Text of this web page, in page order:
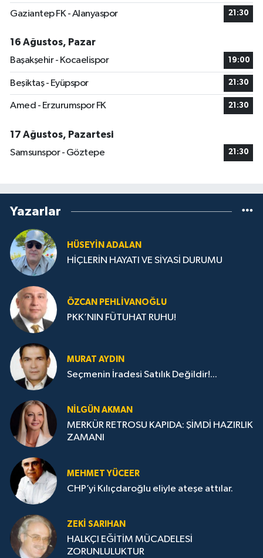
Gaziantep FK - Alanyaspor 21:30
16 Ağustos, Pazar
Başakşehir - Kocaelispor
19:00
Beşiktaş - Eyüpspor 21:30
Amed - Erzurumspor FK 21:30
17 Ağustos, Pazartesi
Samsunspor - Göztepe
21:30
Yazarlar
HÜSEYIN ADALAN
HİÇLERİN HAYATI VE SİYASİ DURUMU
ÖZCAN PEHLIVANOĞLU
PKK’NIN FÜTUHAT RUHU!
MURAT AYDIN
Seçmenin İradesi Satılık Değildir!...
NILGÜN AKMAN
MERKÜR RETROSU KAPIDA: ŞİMDİ HAZIRLIK
ZAMANI
MEHMET YÜCEER
CHP’yi Kılıçdaroğlu eliyle ateşe attılar.
ZEKI SARIHAN
HALKÇI EĞİTİM MÜCADELESİ
ZORUNLULUKTUR